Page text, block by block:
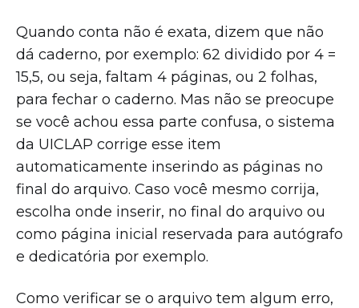
Quando conta não é exata, dizem que não
dá caderno, por exemplo: 62 dividido por 4 =
15,5, ou seja, faltam 4 páginas, ou 2 folhas,
para fechar o caderno. Mas não se preocupe
se você achou essa parte confusa, o sistema
da UICLAP corrige esse item
automaticamente inserindo as páginas no
final do arquivo. Caso você mesmo corrija,
escolha onde inserir, no final do arquivo ou
como página inicial reservada para autógrafo
e dedicatória por exemplo.
Como verificar se o arquivo tem algum erro,